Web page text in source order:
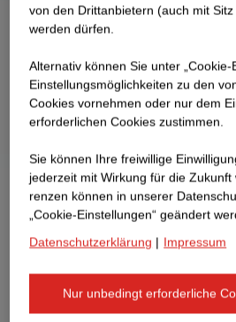
von den Drittanbietern (auch mit
werden dürfen.
Alternativ können Sie unter „Cookie-
Einstellungsmöglichkeiten zu den
Cookies vornehmen oder nur dem
erforderlichen Cookies zustimmen.
Sie können Ihre freiwillige
jederzeit mit Wirkung für die
renzen können in unserer
„Cookie-Einstellungen“ geändert
Datenschutzerklärung | Impressum
Nur unbedingt erforderliche